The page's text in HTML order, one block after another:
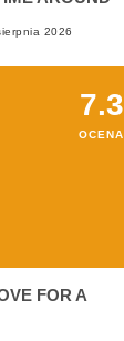
2026
7.3
OCENA
FOR A